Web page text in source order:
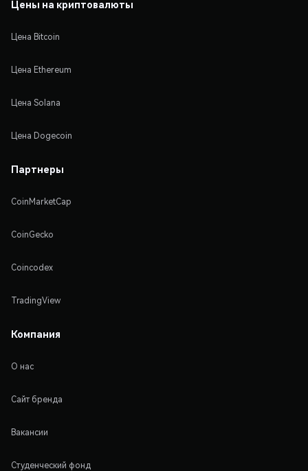
Цены на криптовалюты
Цена Bitcoin
Цена Ethereum
Цена Solana
Цена Dogecoin
Партнеры
CoinMarketCap
CoinGecko
Coincodex
TradingView
Компания
О нас
Сайт бренда
Вакансии
Студенческий фонд